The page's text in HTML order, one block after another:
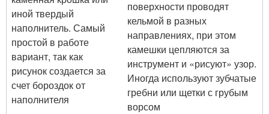
иной твердый
наполнитель. Самый
простой в работе
вариант, так как
рисунок создается за
счет бороздок от
наполнителя
поверхности проводят
кельмой в разных
направлениях, при этом
камешки цепляются за
инструмент и «рисуют» узор.
Иногда используют зубчатые
гребни или щетки с грубым
ворсом